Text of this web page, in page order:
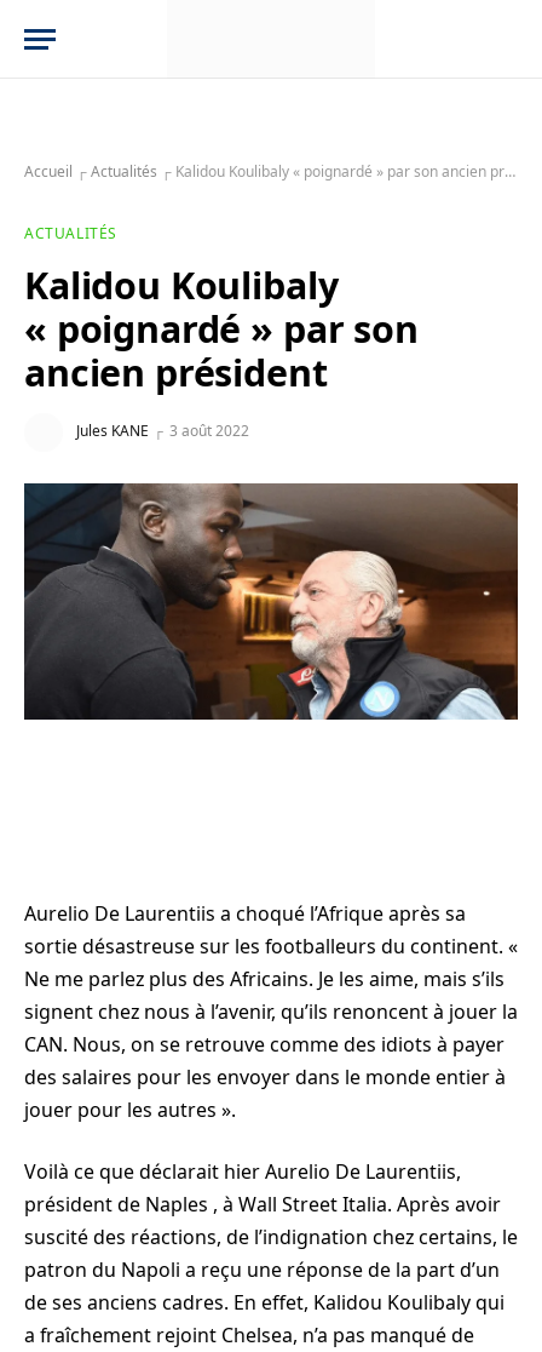
Accueil ┌Actualités ┌ Kalidou Koulibaly « poignardé » par son ancien président
ACTUALITÉS
Kalidou Koulibaly
« poignardé » par son
ancien président
Jules KANE 3 août 2022
Aurelio De Laurentiis a choqué l’Afrique après sa
sortie désastreuse sur les footballeurs du continent. «
Ne me parlez plus des Africains. Je les aime, mais s’ils
signent chez nous à l’avenir, qu’ils renoncent à jouer la
CAN. Nous, on se retrouve comme des idiots à payer
des salaires pour les envoyer dans le monde entier à
jouer pour les autres ».
Voilà ce que déclarait hier Aurelio De Laurentiis,
président de Naples , à Wall Street Italia. Après avoir
suscité des réactions, de l’indignation chez certains, le
patron du Napoli a reçu une réponse de la part d’un
de ses anciens cadres. En effet, Kalidou Koulibaly qui
a fraîchement rejoint Chelsea, n’a pas manqué de